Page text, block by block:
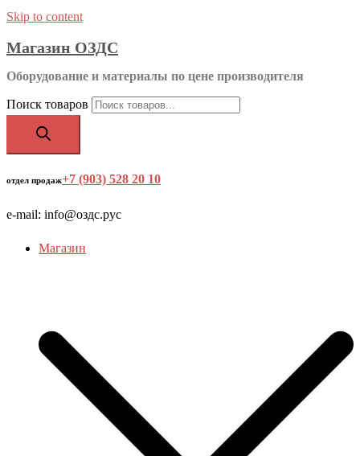
Skip to content
Магазин ОЗДС
Оборудование и материалы по цене производителя
Поиск товаров
отдел продаж+7 (903) 528 20 10
e-mail: info@оздс.рус
Магазин